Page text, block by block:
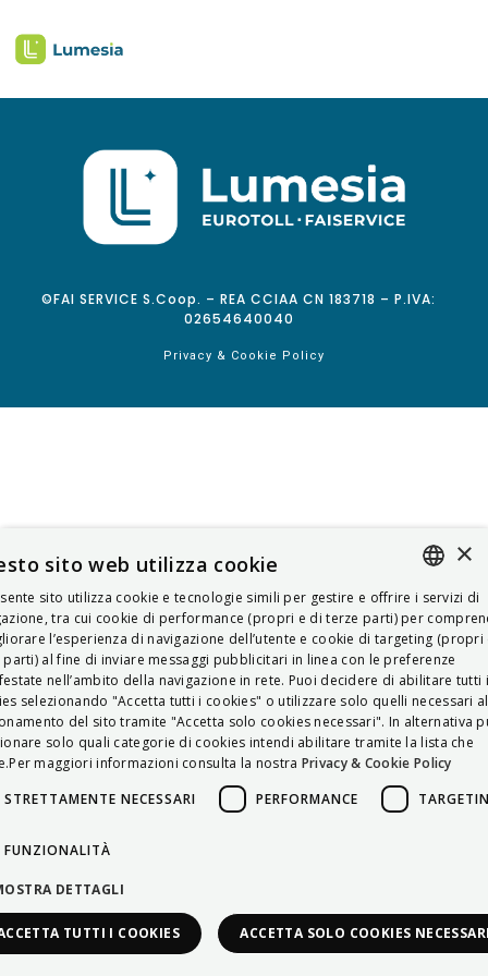
©FAI SERVICE S.Coop. – REA CCIAA CN 183718 – P.IVA:
02654640040
Privacy & Cookie Policy
ITALIAN
ENGLISH
FRENCH
HUNGARIAN
DEUTSCH
POLSKI
×
sito web utilizza cookie
sito utilizza cookie e tecnologie simili per gestire e offrire i servizi di
tra cui cookie di performance (propri e di terze parti) per
l’esperienza di navigazione dell’utente e cookie di targeting (propri
parti) al fine di inviare messaggi pubblicitari in linea con le preferenze
nell’ambito della navigazione in rete. Puoi decidere di abilitare tutti i
selezionando "Accetta tutti i cookies" o utilizzare solo quelli necessari al
del sito tramite "Accetta solo cookies necessari". In alternativa
solo quali categorie di cookies intendi abilitare tramite la lista che
maggiori informazioni consulta la nostra Privacy & Cookie Policy
STRETTAMENTE NECESSARI
PERFORMANCE
FUNZIONALITÀ
DETTAGLI
TUTTI I COOKIES ACCETTA SOLO COOKIES